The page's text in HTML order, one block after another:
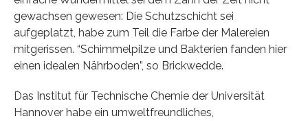
gewachsen gewesen: Die Schutzschicht sei
aufgeplatzt, habe zum Teil die Farbe der Malereien
mitgerissen. “Schimmelpilze und Bakterien fanden hier
einen idealen Nährboden”, so Brickwedde.
Das Institut für Technische Chemie der Universität
Hannover habe ein umweltfreundliches,